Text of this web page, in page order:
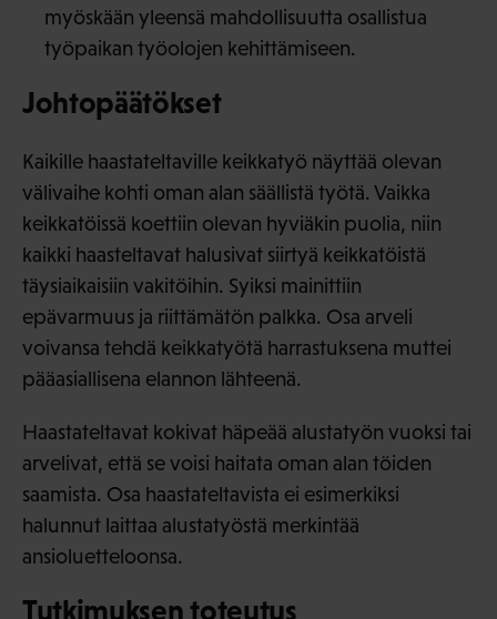
myöskään yleensä mahdollisuutta osallistua
työpaikan työolojen kehittämiseen.
Johtopäätökset
Kaikille haastateltaville keikkatyö näyttää olevan
välivaihe kohti oman alan säällistä työtä. Vaikka
keikkatöissä koettiin olevan hyviäkin puolia, niin
kaikki haasteltavat halusivat siirtyä keikkatöistä
täysiaikaisiin vakitöihin. Syiksi mainittiin
epävarmuus ja riittämätön palkka. Osa arveli
voivansa tehdä keikkatyötä harrastuksena muttei
pääasiallisena elannon lähteenä.
Haastateltavat kokivat häpeää alustatyön vuoksi tai
arvelivat, että se voisi haitata oman alan töiden
saamista. Osa haastateltavista ei esimerkiksi
halunnut laittaa alustatyöstä merkintää
ansioluetteloonsa.
Tutkimuksen toteutus